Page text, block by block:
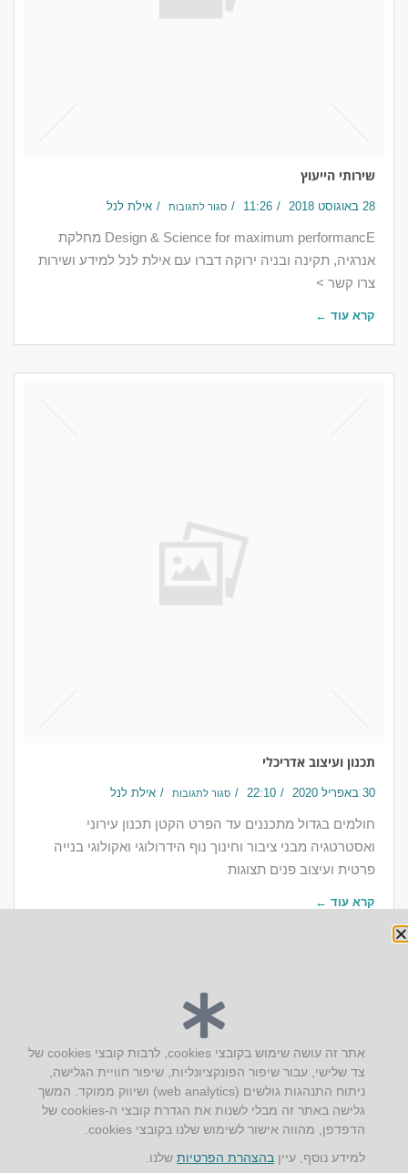
שירותי הייעוץ
28 באוגוסט 2018 11:26 סגור לתגובות אילת לנל
Design & Science for maximum performancE מחלקת
אנרגיה, תקינה ובניה ירוקה דברו עם אילת לנל למידע ושירות
צרו קשר >
קרא עוד ←
תכנון ועיצוב אדריכלי
30 באפריל 2020 22:10 סגור לתגובות אילת לנל
חולמים בגדול​ מתכננים עד הפרט הקטן תכנון עירוני
ואסטרטגיה מבני ציבור וחינוך נוף הידרולוגי ואקולוגי בנייה
פרטית ועיצוב פנים תצוגות
קרא עוד ←
טלפון:04-8772469
אתר זה עושה שימוש בקובצי cookies, לרבות קובצי cookies של
צד שלישי, עבור שיפור הפונקציונליות, שיפור חוויית הגלישה,
ניתוח התנהגות גולשים (web analytics) ושיווק ממוקד. המשך
גלישה באתר זה מבלי לשנות את הגדרת קובצי ה-cookies של
הדפדפן, מהווה אישור לשימוש שלנו בקובצי cookies.
למידע נוסף, עיין בהצהרת הפרטיותשלנו.